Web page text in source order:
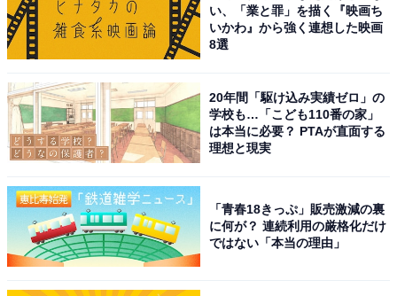
い、「業と罪」を描く『映画ち
いかわ』から強く連想した映画
8選
20年間「駆け込み実績ゼロ」の
学校も…「こども110番の家」
は本当に必要？ PTAが直面する
理想と現実
「青春18きっぷ」販売激減の裏
に何が？ 連続利用の厳格化だけ
ではない「本当の理由」